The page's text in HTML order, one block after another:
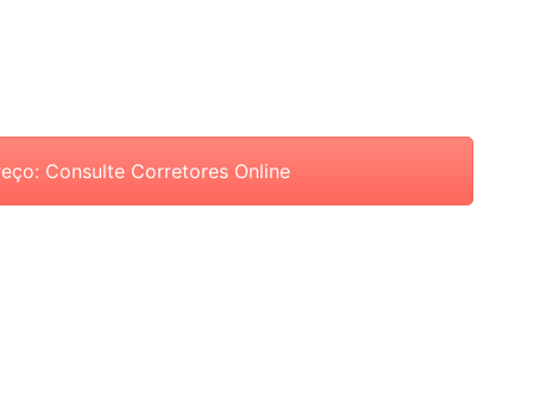
Consulte Corretores Online